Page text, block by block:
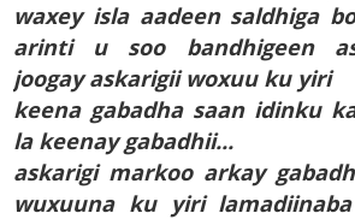
waxey isla aadeen saldhiga
arinti u soo bandhigeen
joogay askarigii woxuu ku yiri
keena gabadha saan idinku
la keenay gabadhii...
askarigi markoo arkay
wuxuuna ku yiri